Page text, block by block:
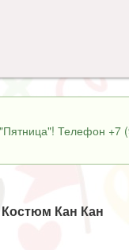
Телефон
Костюм Кан Кан